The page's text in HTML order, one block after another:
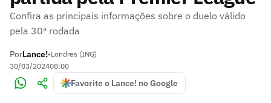
Confira as principais informações sobre o duelo válido
pela 30ª rodada
PorLance!•Londres (ING)
30/03/202408:00
Favorite o Lance! no Google